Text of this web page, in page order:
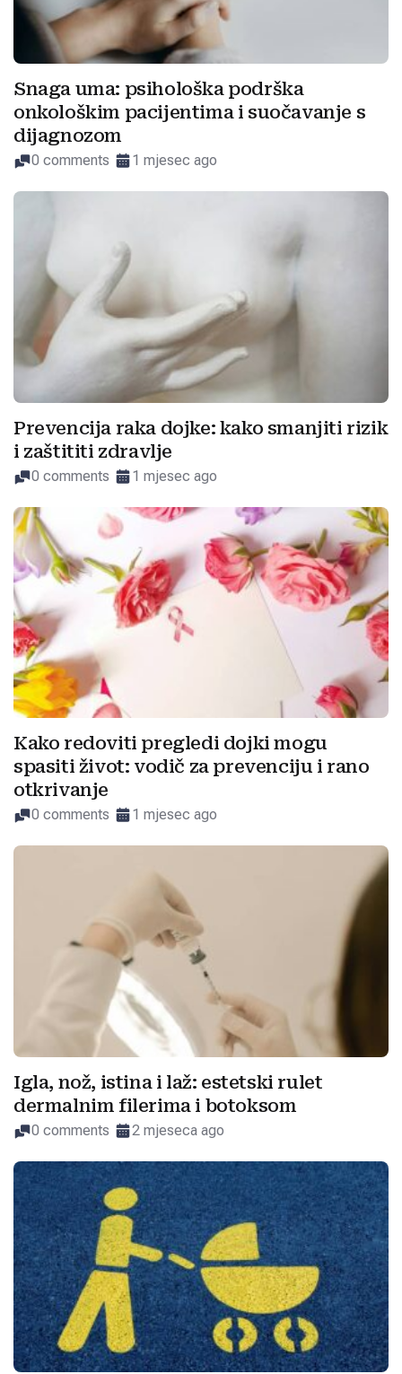
Snaga uma: psihološka podrška
onkološkim pacijentima i suočavanje s
dijagnozom
0 comments 1 mjesec ago
Prevencija raka dojke: kako smanjiti rizik
i zaštititi zdravlje
0 comments 1 mjesec ago
Kako redoviti pregledi dojki mogu
spasiti život: vodič za prevenciju i rano
otkrivanje
0 comments 1 mjesec ago
Igla, nož, istina i laž: estetski rulet
dermalnim filerima i botoksom
0 comments 2 mjeseca ago